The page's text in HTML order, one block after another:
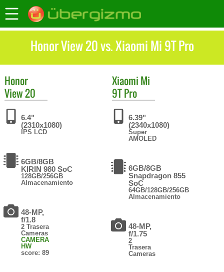
Honor View 20 vs. Xiaomi Mi 9T Pro
Honor
View 20
6.4"
(2310x1080)
IPS LCD
6GB/8GB
KIRIN 980 SoC
128GB/256GB
Almacenamiento
48-MP,
f/1.8
2 Trasera
Cameras
CAMERA
HW
score: 89
Xiaomi Mi
9T Pro
6.39"
(2340x1080)
Super
AMOLED
6GB/8GB
Snapdragon 855
SoC
64GB/128GB/256GB
Almacenamiento
48-MP,
f/1.75
2
Trasera
Cameras